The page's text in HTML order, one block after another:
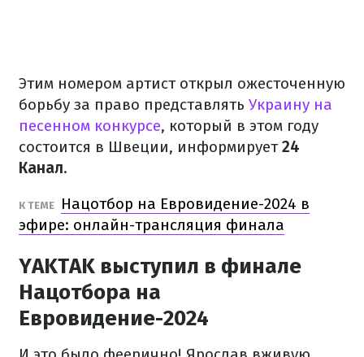
Этим номером артист открыл ожесточенную
борьбу за право представлять Украину на
песенном конкурсе, который в этом году
состоится в Швеции, информирует24
Канал.
К ТЕМЕ
Нацотбор на Евровидение-2024 в
эфире: онлайн-трансляция финала
YAKTAK выступил в финале
Нацотбора на
Евровидение-2024